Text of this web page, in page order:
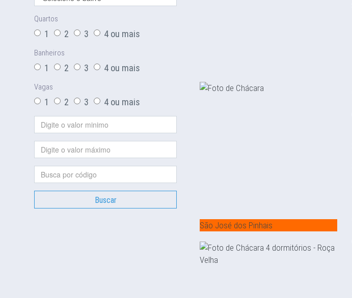
Quartos
1 2 3 4 ou mais
Banheiros
1 2 3 4 ou mais
Vagas
1 2 3 4 ou mais
Buscar
São José dos Pinhais